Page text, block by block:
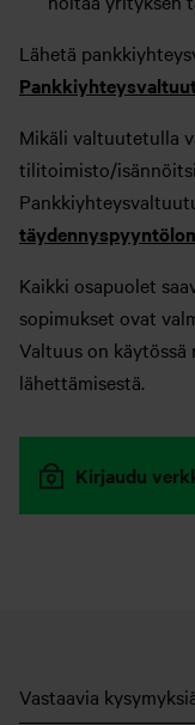
Lähetä
Mikäli valtuutetulla
tilitoimisto/
Kaikki osapuolet
sopimukset ovat
Valtuus on
lähettämisestä.
Kirjaudu
Vastaavia